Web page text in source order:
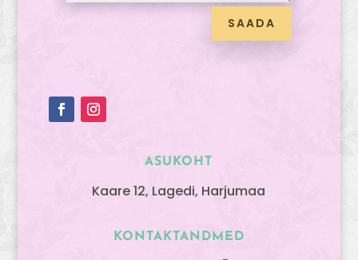
SAADA
ASUKOHT
Kaare 12, Lagedi, Harjumaa
KONTAKTANDMED